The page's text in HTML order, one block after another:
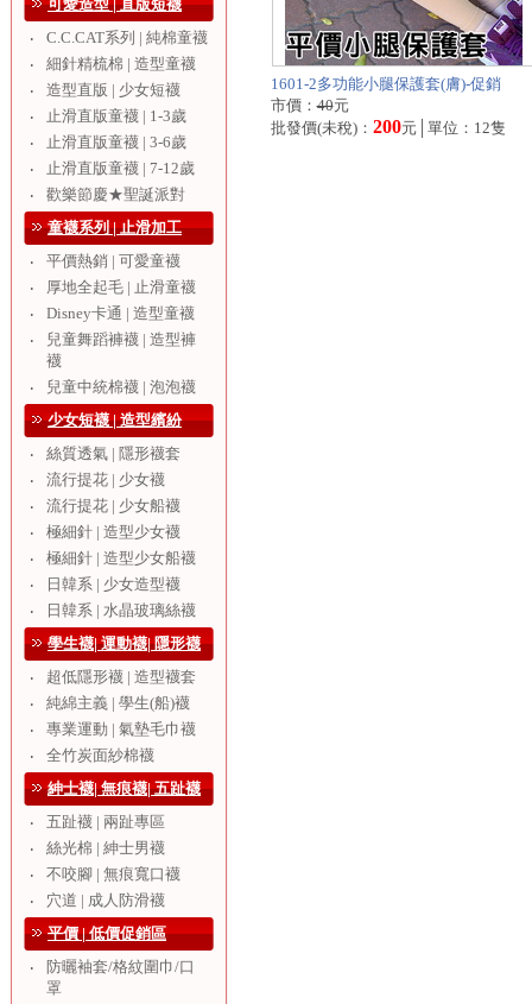
可愛造型 | 直版短襪
‧
C.C.CAT系列 | 純棉童襪
‧
細針精梳棉 | 造型童襪
‧
造型直版 | 少女短襪
‧
止滑直版童襪 | 1-3歲
‧
止滑直版童襪 | 3-6歲
‧
止滑直版童襪 | 7-12歲
‧
歡樂節慶★聖誕派對
童襪系列 | 止滑加工
‧
平價熱銷 | 可愛童襪
‧
厚地全起毛 | 止滑童襪
‧
Disney卡通 | 造型童襪
‧
兒童舞蹈褲襪 | 造型褲
襪
‧
兒童中統棉襪 | 泡泡襪
少女短襪 | 造型繽紛
‧
絲質透氣 | 隱形襪套
‧
流行提花 | 少女襪
‧
流行提花 | 少女船襪
‧
極細針 | 造型少女襪
‧
極細針 | 造型少女船襪
‧
日韓系 | 少女造型襪
‧
日韓系 | 水晶玻璃絲襪
學生襪| 運動襪| 隱形襪
‧
超低隱形襪 | 造型襪套
‧
純綿主義 | 學生(船)襪
‧
專業運動 | 氣墊毛巾襪
‧
全竹炭面紗棉襪
紳士襪| 無痕襪| 五趾襪
‧
五趾襪 | 兩趾專區
‧
絲光棉 | 紳士男襪
‧
不咬腳 | 無痕寬口襪
‧
穴道 | 成人防滑襪
平價 | 低價促銷區
‧
防曬袖套/格紋圍巾/口
罩
1601-2多功能小腿保護套(膚)-促銷
市價：40元
批發價(未稅)： 200元│單位：12隻